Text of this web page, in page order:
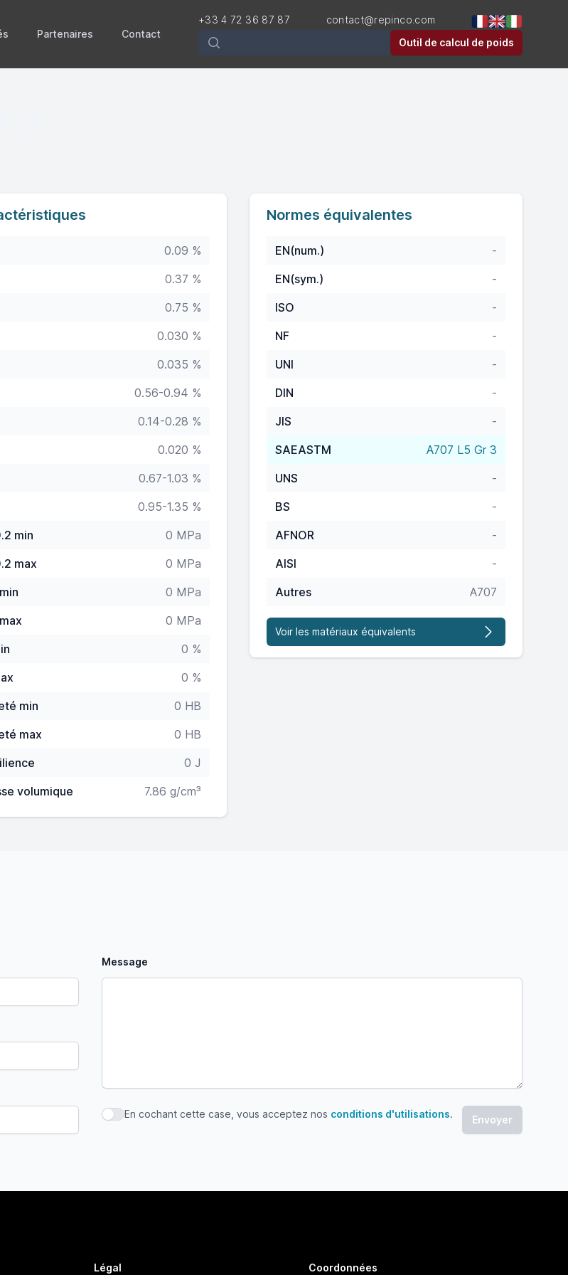
Partenaires Contact
+33 4 72 36 87 87 contact@repinco.com
Rechercher Outil de calcul de poids
0.09 %
0.37 %
0.75 %
0.030 %
0.035 %
0.56-0.94 %
0.14-0.28 %
0.020 %
0.67-1.03 %
0.95-1.35 %
min
0 MPa
max
0 MPa
0 MPa
0 MPa
0 %
0 %
min
0 HB
max
0 HB
0 J
volumique
7.86 g/cm³
Normes équivalentes
EN(num.)
-
EN(sym.)
-
ISO
-
NF
-
UNI
-
DIN
-
JIS
-
SAEASTM
A707 L5 Gr 3
UNS
-
BS
-
AFNOR
-
AISI
-
Autres
A707
Voir les matériaux équivalents
Message
En cochant cette case, vous acceptez nos conditions d'utilisations
En cochant cette case, vous acceptez nos conditions d'utilisations.
Légal Coordonnées